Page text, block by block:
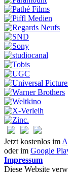
Jetzt kostenlos im
oder im Google
Impressum
Diese Website